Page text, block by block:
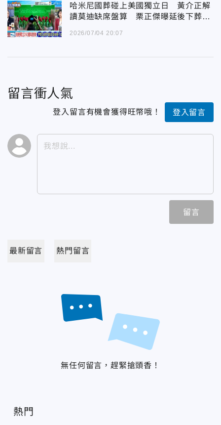
哈米尼國葬碰上美國獨立日 黃介正解
讀莫迪缺席盤算 栗正傑曝延後下葬三
2026/07/04 20:07
留言衝人氣
登入留言有機會獲得旺幣哦！ 登入留言
留言
最新留言 熱門留言
無任何留言，趕緊搶頭香！
熱門